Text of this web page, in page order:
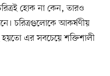
হোক না কেন, তারও
চরিত্রগুলোকে আকর্ষণীয়
হয়তো এর সবচেয়ে শক্তিশালী